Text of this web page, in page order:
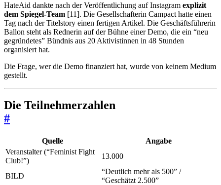
HateAid dankte nach der Veröffentlichung auf Instagram explizit
dem Spiegel-Team [11]. Die Gesellschafterin Campact hatte einen
Tag nach der Titelstory einen fertigen Artikel. Die Geschäftsführerin
Ballon steht als Rednerin auf der Bühne einer Demo, die ein “neu
gegründetes” Bündnis aus 20 Aktivistinnen in 48 Stunden
organisiert hat.
Die Frage, wer die Demo finanziert hat, wurde von keinem Medium
gestellt.
Die Teilnehmerzahlen
#
Quelle
Angabe
Veranstalter (“Feminist Fight
Club!”)
13.000
BILD
“Deutlich mehr als 500” /
“Geschätzt 2.500”